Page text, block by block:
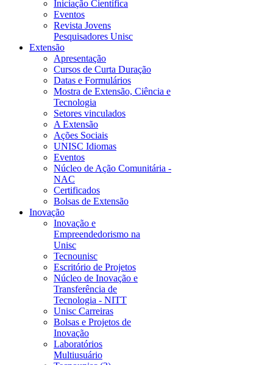
Iniciação Científica
Eventos
Revista Jovens
Pesquisadores Unisc
Extensão
Apresentação
Cursos de Curta Duração
Datas e Formulários
Mostra de Extensão, Ciência e
Tecnologia
Setores vinculados
A Extensão
Ações Sociais
UNISC Idiomas
Eventos
Núcleo de Ação Comunitária -
NAC
Certificados
Bolsas de Extensão
Inovação
Inovação e
Empreendedorismo na
Unisc
Tecnounisc
Escritório de Projetos
Núcleo de Inovação e
Transferência de
Tecnologia - NITT
Unisc Carreiras
Bolsas e Projetos de
Inovação
Laboratórios
Multiusuário